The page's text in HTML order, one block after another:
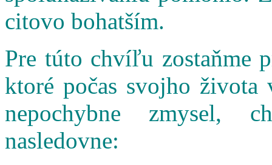
citovo bohatším.
Pre túto chvíľu zostaňme
ktoré počas svojho
nepochybne zmysel,
nasledovne: